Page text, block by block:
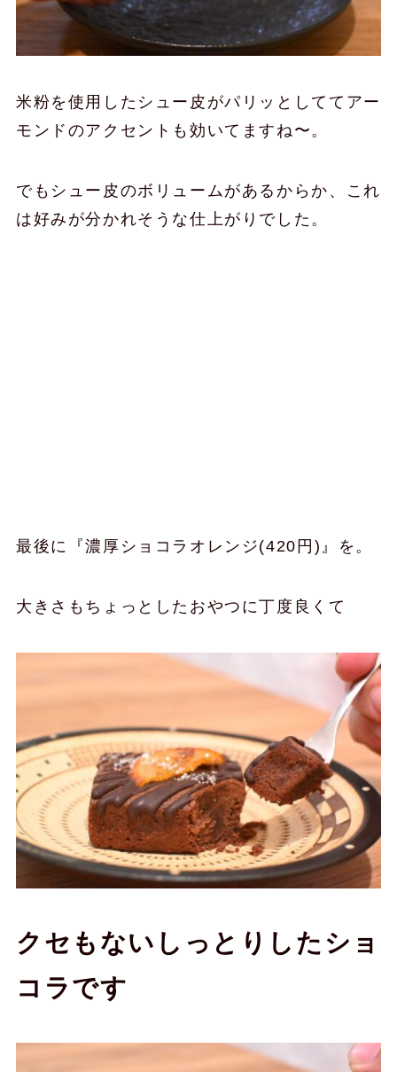
米粉を使用したシュー皮がパリッとしててアー
モンドのアクセントも効いてますね〜。
でもシュー皮のボリュームがあるからか、これ
は好みが分かれそうな仕上がりでした。
最後に『濃厚ショコラオレンジ(420円)』を。
大きさもちょっとしたおやつに丁度良くて
クセもないしっとりしたショ
コラです